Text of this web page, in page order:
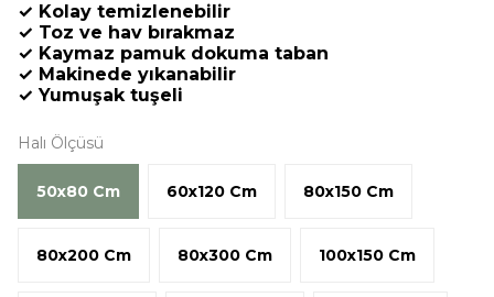
✓ Kolay temizlenebilir
✓ Toz ve hav bırakmaz
✓ Kaymaz pamuk dokuma taban
✓ Makinede yıkanabilir
✓ Yumuşak tuşeli
Halı Ölçüsü
50x80 Cm 60x120 Cm 80x150 Cm
80x200 Cm 80x300 Cm 100x150 Cm